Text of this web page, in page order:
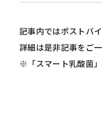
記事内ではポストバ
詳細は是非記事をご
※「スマート乳酸菌」